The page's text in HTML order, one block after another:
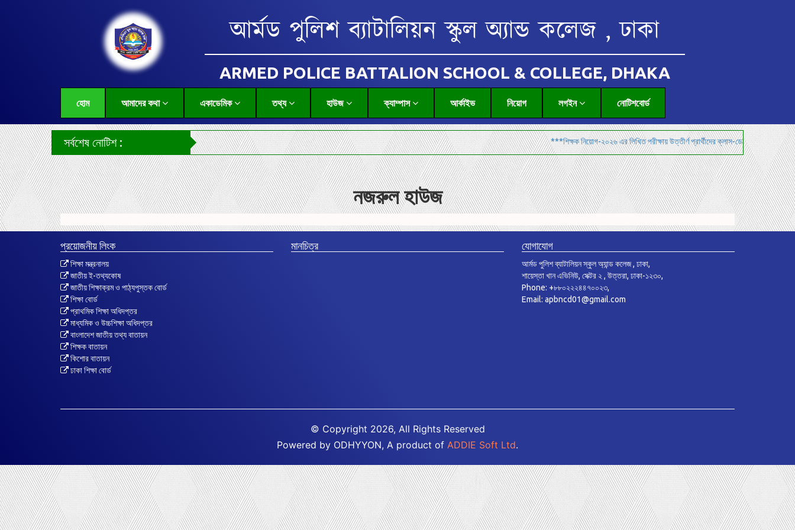
আর্মড পুলিশ ব্যাটালিয়ন স্কুল অ্যান্ড কলেজ , ঢাকা
ARMED POLICE BATTALION SCHOOL & COLLEGE, DHAKA
হোম আমাদের কথা একাডেমিক তথ্য হাউজ ক্যাম্পাস আর্কাইভ নিয়োগ লগইন নোটিশবোর্ড
সর্বশেষ নোটিশ : ***শিক্ষক নিয়োগ-২০২৬ এর লিখিত পরীক্ষায় উত্তীর্ণ প্রার্থীদের ক্লাস-ডেমোনেস্ট্রেশন ও মৌখিক
নজরুল হাউজ
প্রয়োজনীয় লিংক
শিক্ষা মন্ত্রনালয়
জাতীয় ই-তথ্যকোষ
জাতীয় শিক্ষাক্রম ও পাঠ্যপুস্তক বোর্ড
শিক্ষা বোর্ড
প্রাথমিক শিক্ষা অধিদপ্তর
মাধ্যমিক ও উচ্চশিক্ষা অধিদপ্তর
বাংলাদেশ জাতীয় তথ্য বাতায়ন
শিক্ষক বাতায়ন
কিশোর বাতায়ন
ঢাকা শিক্ষা বোর্ড
মানচিত্র যোগাযোগ
আর্মড পুলিশ ব্যাটালিয়ন স্কুল অ্যান্ড কলেজ , ঢাকা,
শায়েস্তা খান এভিনিউ, সেক্টর ২ , উত্তরা, ঢাকা-১২৩০,
Phone: +৮৮০২২২৪৪৭০০২৩,
Email: apbncd01@gmail.com
© Copyright 2026, All Rights Reserved
Powered by ODHYYON, A product of ADDIE Soft Ltd.